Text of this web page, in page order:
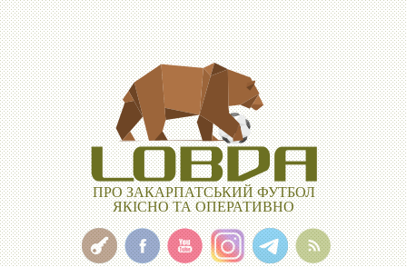
ПРО ЗАКАРПАТСЬКИЙ ФУТБОЛ
ЯКІСНО ТА ОПЕРАТИВНО